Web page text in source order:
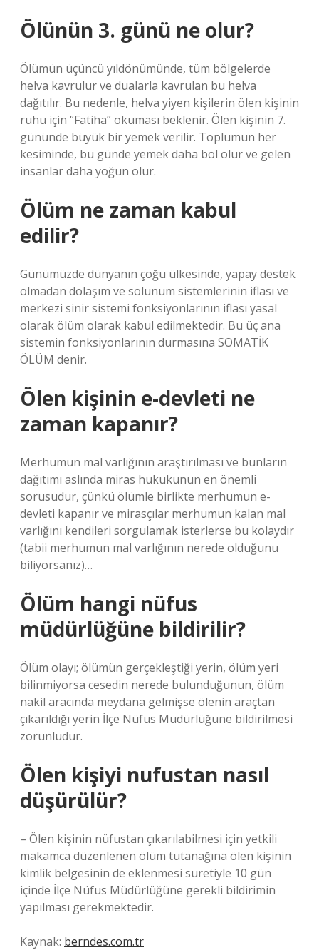
Ölünün 3. günü ne olur?
Ölümün üçüncü yıldönümünde, tüm bölgelerde
helva kavrulur ve dualarla kavrulan bu helva
dağıtılır. Bu nedenle, helva yiyen kişilerin ölen kişinin
ruhu için “Fatiha” okuması beklenir. Ölen kişinin 7.
gününde büyük bir yemek verilir. Toplumun her
kesiminde, bu günde yemek daha bol olur ve gelen
insanlar daha yoğun olur.
Ölüm ne zaman kabul
edilir?
Günümüzde dünyanın çoğu ülkesinde, yapay destek
olmadan dolaşım ve solunum sistemlerinin iflası ve
merkezi sinir sistemi fonksiyonlarının iflası yasal
olarak ölüm olarak kabul edilmektedir. Bu üç ana
sistemin fonksiyonlarının durmasına SOMATİK
ÖLÜM denir.
Ölen kişinin e-devleti ne
zaman kapanır?
Merhumun mal varlığının araştırılması ve bunların
dağıtımı aslında miras hukukunun en önemli
sorusudur, çünkü ölümle birlikte merhumun e-
devleti kapanır ve mirasçılar merhumun kalan mal
varlığını kendileri sorgulamak isterlerse bu kolaydır
(tabii merhumun mal varlığının nerede olduğunu
biliyorsanız)…
Ölüm hangi nüfus
müdürlüğüne bildirilir?
Ölüm olayı; ölümün gerçekleştiği yerin, ölüm yeri
bilinmiyorsa cesedin nerede bulunduğunun, ölüm
nakil aracında meydana gelmişse ölenin araçtan
çıkarıldığı yerin İlçe Nüfus Müdürlüğüne bildirilmesi
zorunludur.
Ölen kişiyi nufustan nasıl
düşürülür?
– Ölen kişinin nüfustan çıkarılabilmesi için yetkili
makamca düzenlenen ölüm tutanağına ölen kişinin
kimlik belgesinin de eklenmesi suretiyle 10 gün
içinde İlçe Nüfus Müdürlüğüne gerekli bildirimin
yapılması gerekmektedir.
Kaynak: berndes.com.tr